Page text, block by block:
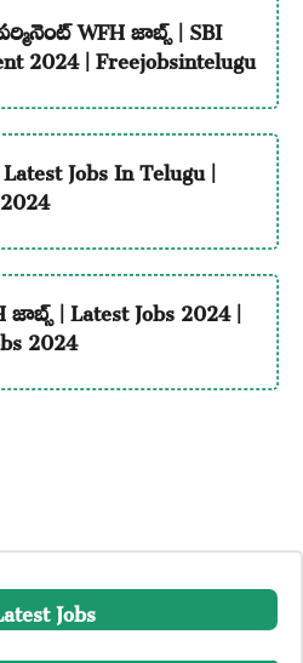
WFH జాబ్స్ | SBI
2024 | Freejobsintelugu
Jobs In Telugu |
| Latest Jobs 2024 |
2024
Jobs